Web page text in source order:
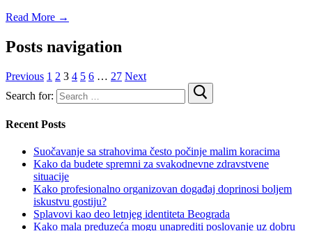
Read More →
Posts navigation
Previous 1 2 3 4 5 6 … 27 Next
Search for:
Recent Posts
Suočavanje sa strahovima često počinje malim koracima
Kako da budete spremni za svakodnevne zdravstvene
situacije
Kako profesionalno organizovan događaj doprinosi boljem
iskustvu gostiju?
Splavovi kao deo letnjeg identiteta Beograda
Kako mala preduzeća mogu unaprediti poslovanje uz dobru